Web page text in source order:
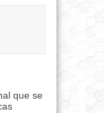
que se